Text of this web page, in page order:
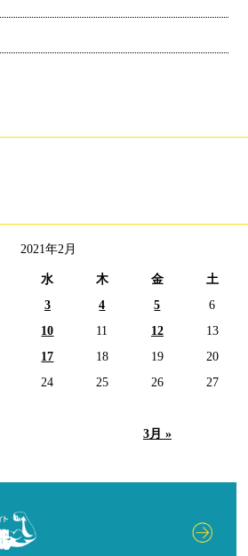
2021年2月
水 木 金 土
3月 »
3 4 5
6
10 11 12
13
17 18 19
20
24 25 26
27